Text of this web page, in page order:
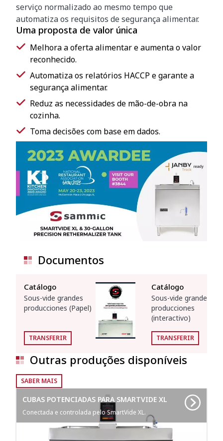
serviço normalizado ao mesmo tempo que
automatiza os requisitos de segurança alimentar.
Uma proposta de valor única
Melhora a oferta alimentar e aumenta o valor
reconhecido.
Automatiza os relatórios HACCP e garante a
segurança alimentar.
Reduz as necessidades de mão-de-obra na
cozinha.
Toma decisões com base em dados.
Documentos
Catálogo
Sous-vide grandes
producciones (Papel)
TRANSFERIR
Catálogo
Sous-vide grandes
producciones
(interactivo)
TRANSFERIR
Outras produções disponíveis
SABER MAIS
CUBAS POTENCIADAS PARA SMARTVIDE XL
Conectada e controlada pelo SmartVide XL.